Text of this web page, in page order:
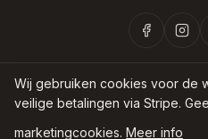
©2026Nieuw Museum
Wij gebruiken cookies voor de
veilige betalingen via Stripe.
marketingcookies. Meer info